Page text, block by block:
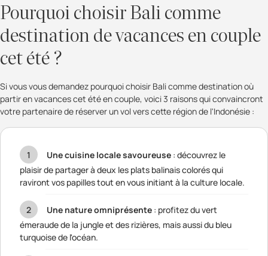
Pourquoi choisir Bali comme
destination de vacances en couple
cet été ?
Si vous vous demandez pourquoi choisir Bali comme destination où
partir en vacances cet été en couple, voici 3 raisons qui convaincront
votre partenaire de réserver un vol vers cette région de l'Indonésie :
Une cuisine locale savoureuse : découvrez le
plaisir de partager à deux les plats balinais colorés qui
raviront vos papilles tout en vous initiant à la culture locale.
Une nature omniprésente : profitez du vert
émeraude de la jungle et des rizières, mais aussi du bleu
turquoise de l'océan.